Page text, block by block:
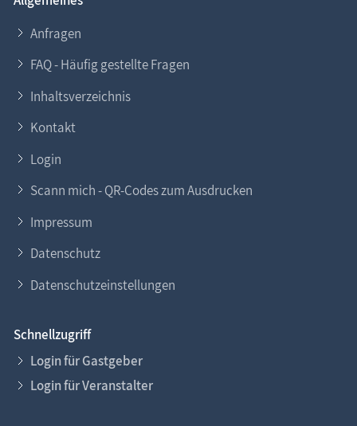
Anfragen
FAQ - Häufig gestellte Fragen
Inhaltsverzeichnis
Kontakt
Login
Scann mich - QR-Codes zum Ausdrucken
Impressum
Datenschutz
Datenschutzeinstellungen
Schnellzugriff
Login für Gastgeber
Login für Veranstalter